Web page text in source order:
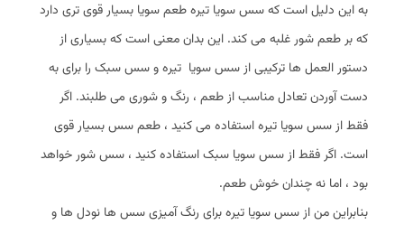
به این دلیل است که سس سویا تیره طعم سویا بسیار قوی تری دارد
که بر طعم شور غلبه می کند. این بدان معنی است که بسیاری از
دستور العمل ها ترکیبی از سس سویا تیره و سس سبک را برای به
دست آوردن تعادل مناسب از طعم ، رنگ و شوری می طلبند. اگر
فقط از سس سویا تیره استفاده می کنید ، طعم سس بسیار قوی
است. اگر فقط از سس سویا سبک استفاده کنید ، سس شور خواهد
بود ، اما نه چندان خوش طعم.
بنابراین من از سس سویا تیره برای رنگ آمیزی سس ها نودل ها و